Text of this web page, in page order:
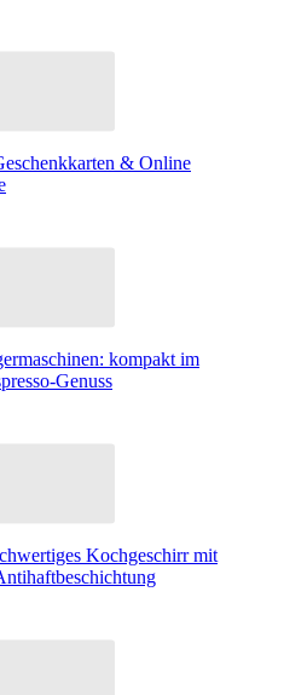
& Online
kompakt im
Genuss
Kochgeschirr mit